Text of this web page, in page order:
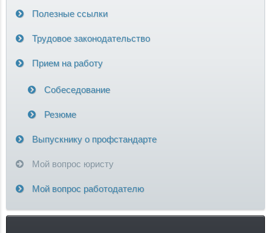
Полезные ссылки
Трудовое законодательство
Прием на работу
Собеседование
Резюме
Выпускнику о профстандарте
Мой вопрос юристу
Мой вопрос работодателю